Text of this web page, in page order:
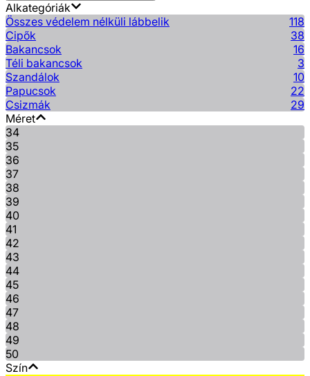
Alkategóriák
Összes védelem nélküli lábbelik
118
Cipők
38
Bakancsok
16
Téli bakancsok
3
Szandálok
10
Papucsok
22
Csizmák
29
Méret
34
35
36
37
38
39
40
41
42
43
44
45
46
47
48
49
50
Szín